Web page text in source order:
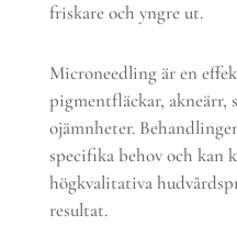
friskare och yngre ut.
Microneedling är en
pigmentfläckar, akneärr,
ojämnheter.
specifika behov och kan
högkvalitativa
resultat.